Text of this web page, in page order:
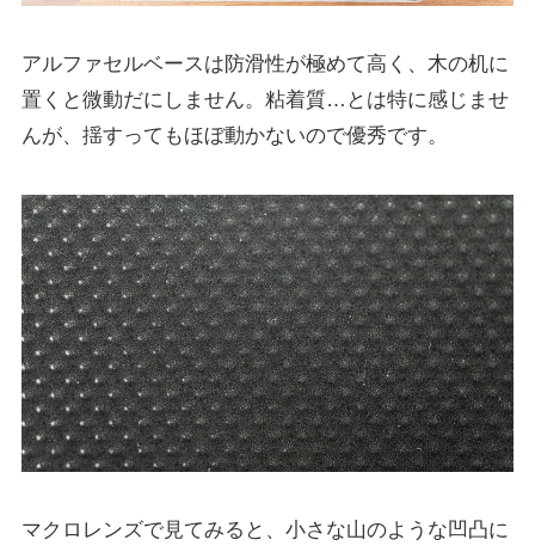
アルファセルベースは防滑性が極めて高く、木の机に
置くと微動だにしません。粘着質…とは特に感じませ
んが、揺すってもほぼ動かないので優秀です。
マクロレンズで見てみると、小さな山のような凹凸に